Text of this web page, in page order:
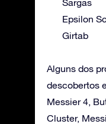
Sargas
Epsilon
Girtab
Alguns dos
descobertos
Messier 4,
Cluster,